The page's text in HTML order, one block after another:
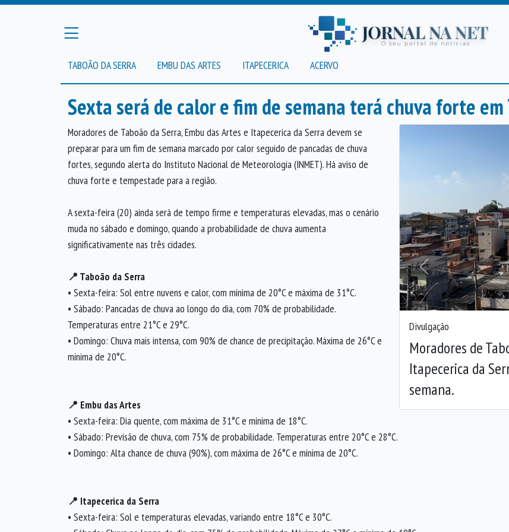
TABOÃO DA SERRA EMBU DAS ARTES ITAPECERICA ACERVO
Sexta será de calor e fim de semana terá chuva forte em
Divulgação
Moradores de
Itapecerica da
semana.
Anterior
Moradores de Taboão da Serra, Embu das Artes e Itapecerica da Serra devem se
preparar para um fim de semana marcado por calor seguido de pancadas de chuva
fortes, segundo alerta do Instituto Nacional de Meteorologia (INMET). Há aviso de
chuva forte e tempestade para a região.
A sexta-feira (20) ainda será de tempo firme e temperaturas elevadas, mas o cenário
muda no sábado e domingo, quando a probabilidade de chuva aumenta
significativamente nas três cidades.
📍 Taboão da Serra
• Sexta-feira: Sol entre nuvens e calor, com mínima de 20°C e máxima de 31°C.
• Sábado: Pancadas de chuva ao longo do dia, com 70% de probabilidade.
Temperaturas entre 21°C e 29°C.
• Domingo: Chuva mais intensa, com 90% de chance de precipitação. Máxima de 26°C e
mínima de 20°C.
📍 Embu das Artes
• Sexta-feira: Dia quente, com máxima de 31°C e mínima de 18°C.
• Sábado: Previsão de chuva, com 75% de probabilidade. Temperaturas entre 20°C e 28°C.
• Domingo: Alta chance de chuva (90%), com máxima de 26°C e mínima de 20°C.
📍 Itapecerica da Serra
• Sexta-feira: Sol e temperaturas elevadas, variando entre 18°C e 30°C.